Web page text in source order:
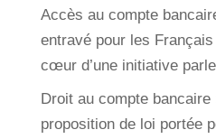
Accès au compte
entravé pour les Français
cœur d’une initiative
Droit au compte
proposition de loi portée